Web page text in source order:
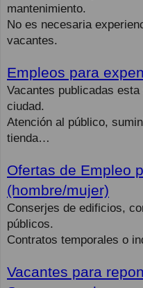
mantenimiento.
No es necesaria
vacantes.
Empleos para
Vacantes publicadas
ciudad.
Atención al público,
tienda…
Ofertas de Empleo
(hombre/mujer)
Conserjes de edificios,
públicos.
Contratos temporales o
Vacantes para